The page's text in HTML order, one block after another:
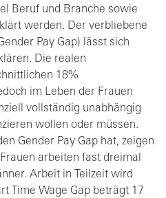
Beruf und Branche sowie
werden. Der verbliebene
Pay Gap) lässt sich
Die realen
18%
im Leben der Frauen
vollständig unabhängig
wollen oder müssen.
Gender Pay Gap hat, zeigen
arbeiten fast dreimal
Arbeit in Teilzeit wird
Time Wage Gap beträgt 17